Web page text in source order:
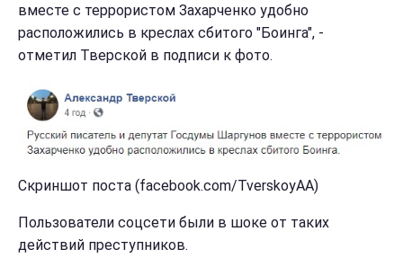
вместе с террористом Захарченко удобно
расположились в креслах сбитого "Боинга", -
отметил Тверской в подписи к фото.
Скриншот поста (facebook.com/TverskoyAA)
Пользователи соцсети были в шоке от таких
действий преступников.